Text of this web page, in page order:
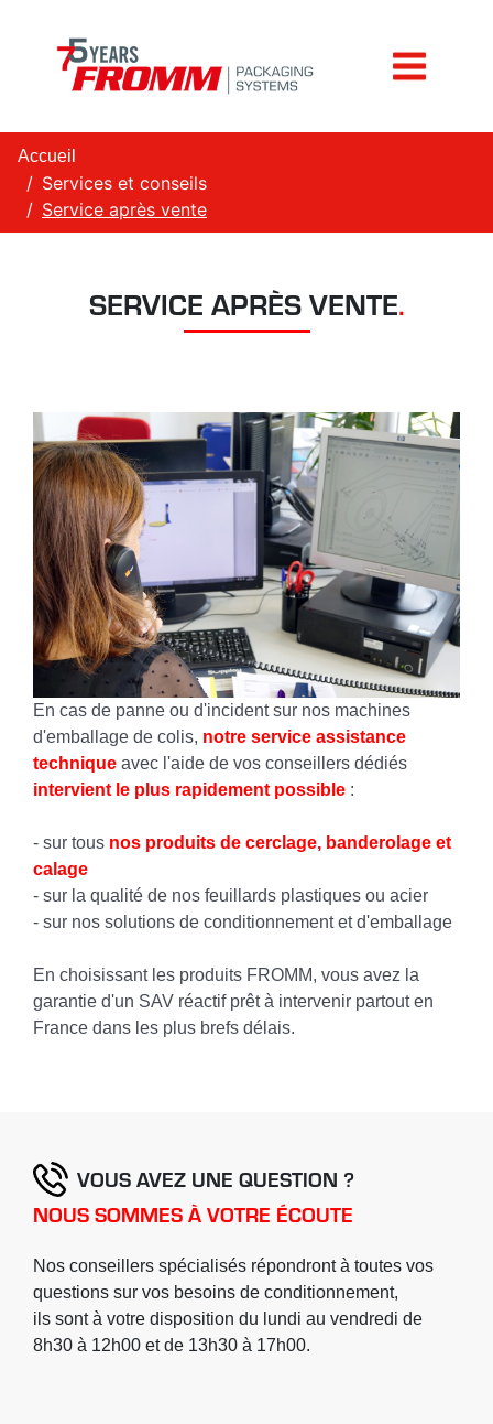
Accueil
Services et conseils
Service après vente
SERVICE APRÈS VENTE.
En cas de panne ou d'incident sur nos machines
d'emballage de colis, notre service assistance
technique avec l'aide de vos conseillers dédiés
intervient le plus rapidement possible :
- sur tous nos produits de cerclage, banderolage et
calage
- sur la qualité de nos feuillards plastiques ou acier
- sur nos solutions de conditionnement et d'emballage
En choisissant les produits FROMM, vous avez la
garantie d'un SAV réactif prêt à intervenir partout en
France dans les plus brefs délais.
VOUS AVEZ UNE QUESTION ?
NOUS SOMMES À VOTRE ÉCOUTE
Nos conseillers spécialisés répondront à toutes vos
questions sur vos besoins de conditionnement,
ils sont à votre disposition du lundi au vendredi de
8h30 à 12h00 et de 13h30 à 17h00.